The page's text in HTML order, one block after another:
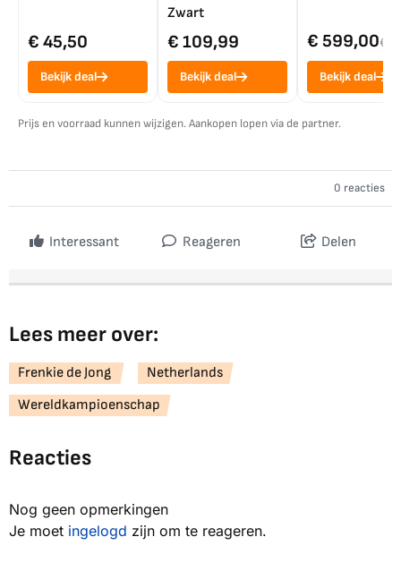
€ 45,50
Bekijk deal
Zwart
€ 109,99
Bekijk deal
€ 599,00€
Bekijk deal
Prijs en voorraad kunnen wijzigen. Aankopen lopen via de partner.
0 reacties
Interessant Reageren Delen
Lees meer over:
Frenkie de Jong
Netherlands
Wereldkampioenschap
Reacties
Nog geen opmerkingen
Je moet ingelogd zijn om te reageren.